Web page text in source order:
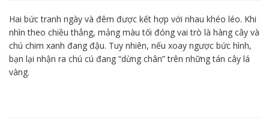
Hai bức tranh ngày và đêm được kết hợp với nhau khéo léo. Khi
nhìn theo chiều thẳng, mảng màu tối đóng vai trò là hàng cây và
chú chim xanh đang đậu. Tuy nhiên, nếu xoay ngược bức hình,
bạn lại nhận ra chú cú đang “dừng chân” trên những tán cây lá
vàng.